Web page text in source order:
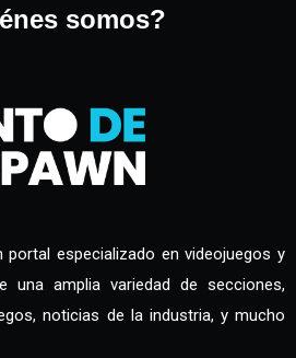
somos?
portal especializado en videojuegos y
una amplia variedad de secciones,
noticias de la industria, y mucho